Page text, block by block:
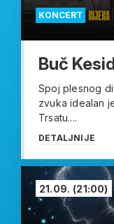
KONCERT
Buč
Spoj plesnog
zvuka idealan
Trsatu....
DETALJNIJE
21.09. (21:00)